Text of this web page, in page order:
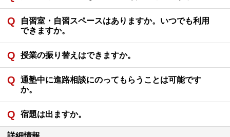
自習室・自習スペースはありますか。いつでも利用
できますか。
授業の振り替えはできますか。
通塾中に進路相談にのってもらうことは可能です
か。
宿題は出ますか。